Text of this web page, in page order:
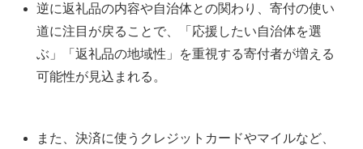
逆に返礼品の内容や自治体との関わり、寄付の使い
道に注目が戻ることで、「応援したい自治体を選
ぶ」「返礼品の地域性」を重視する寄付者が増える
可能性が見込まれる。
また、決済に使うクレジットカードやマイルなど、